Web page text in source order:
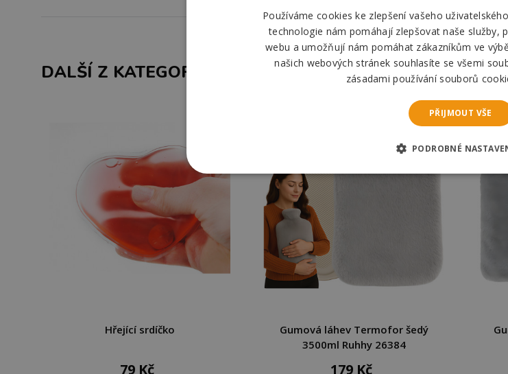
DALŠÍ Z KATEGORIE
Hřející srdíčko
79 Kč
Gumová láhev Termofor šedý
3500ml Ruhhy 26384
179 Kč
Používáme cookies ke zlepšení vašeho
technologie nám pomáhají zlepšovat naše služby,
webu a umožňují nám pomáhat zákazníkům ve
našich webových stránek souhlasíte se všemi
zásadami používání souborů
PŘIJMOUT VŠE
PODROBNÉ